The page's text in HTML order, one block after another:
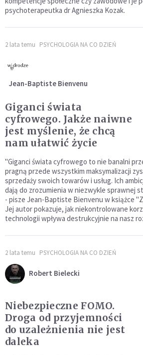
psychoterapeutka dr Agnieszka Kozak.
2 lata temu PSYCHOLOGIA NA CO DZIEŃ
Jean-Baptiste Bienvenu
Giganci świata
cyfrowego. Jakże naiwne
jest myślenie, że chcą
nam ułatwić życie
"Giganci świata cyfrowego to nie banalni
pragną przede wszystkim maksymalizacji
sprzedaży swoich towarów i usług. Ich
dają do zrozumienia w niezwykle sprawnej
- pisze Jean-Baptiste Bienvenu w książce
Jej autor pokazuje, jak niekontrolowane
technologii wpływa destrukcyjnie na nasz
2 lata temu PSYCHOLOGIA NA CO DZIEŃ
Robert Bielecki
Niebezpieczne FOMO.
Droga od przyjemności
do uzależnienia nie jest
daleka